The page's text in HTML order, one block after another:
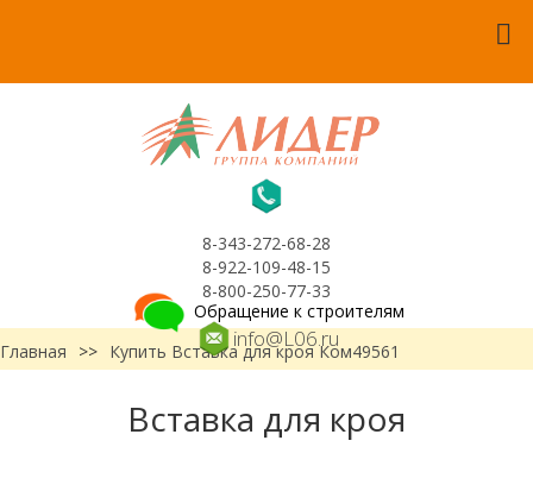
8-343-272-68-28
8-922-109-48-15
8-800-250-77-33
info@L06.ru
Обращение к строителям
Главная
>> Купить Вставка для кроя Ком49561
Вставка для кроя